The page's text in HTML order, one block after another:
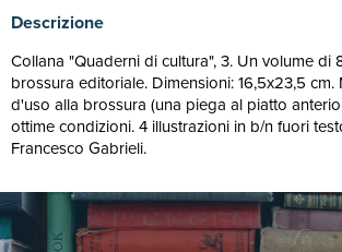
Descrizione
Collana "Quaderni di cultura", 3. Un volume di
brossura editoriale. Dimensioni: 16,5x23,5 cm.
d'uso alla brossura (una piega al piatto
ottime condizioni. 4 illustrazioni in b/n fuori
Francesco Gabrieli.